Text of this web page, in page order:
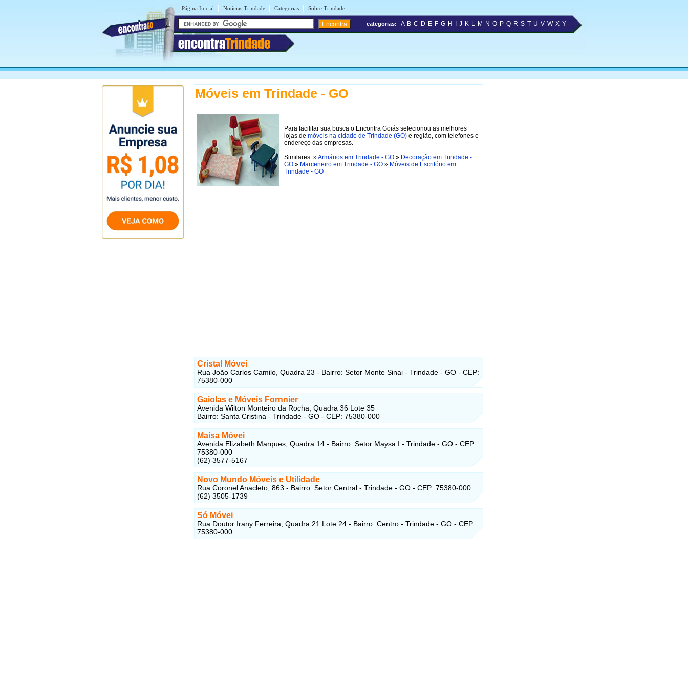
Página Inicial | Notícias Trindade | Categorias | Sobre Trindade
encontraTrindade
categorias: A B C D E F G H J K L M N O P Q R S T U V W X Y
Móveis em Trindade - GO
Para facilitar sua busca o Encontra Goiás selecionou as melhores
lojas de móveis na cidade de Trindade (GO) e região, com telefones e
endereço das empresas.
Similares: »Armários em Trindade - GO » Decoração em Trindade -
GO » Marceneiro em Trindade - GO » Móveis de Escritório em
Trindade - GO
Cristal Móvei
Rua João Carlos Camilo, Quadra 23 - Bairro: Setor Monte Sinai - Trindade - GO - CEP:
75380-000
Gaiolas e Móveis Fornnier
Avenida Wilton Monteiro da Rocha, Quadra 36 Lote 35
Bairro: Santa Cristina - Trindade - GO - CEP: 75380-000
Maísa Móvei
Avenida Elizabeth Marques, Quadra 14 - Bairro: Setor Maysa I - Trindade - GO - CEP:
75380-000
(62) 3577-5167
Novo Mundo Móveis e Utilidade
Rua Coronel Anacleto, 863 - Bairro: Setor Central - Trindade - GO - CEP: 75380-000
(62) 3505-1739
Só Móvei
Rua Doutor Irany Ferreira, Quadra 21 Lote 24 - Bairro: Centro - Trindade - GO - CEP:
75380-000